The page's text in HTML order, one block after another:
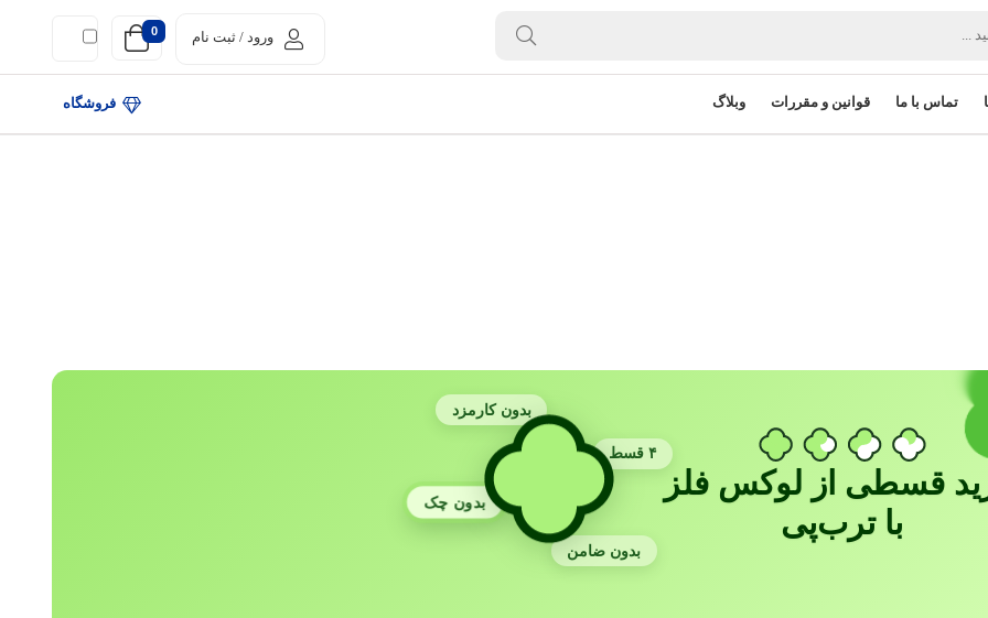
0 ورود / ثبت نام
تماس با ما قوانین و مقررات وبلاگ فروشگاه
قسطی از لوکس فلز
با ترب‌پی
بدون کارمزد
۴ قسط
بدون چک
بدون ضامن